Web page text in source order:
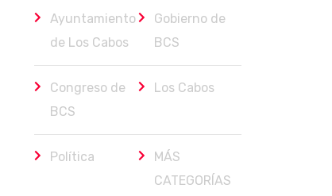
Ayuntamiento
de Los Cabos
Gobierno de
BCS
Congreso de
BCS
Los Cabos
Política
MÁS
CATEGORÍAS